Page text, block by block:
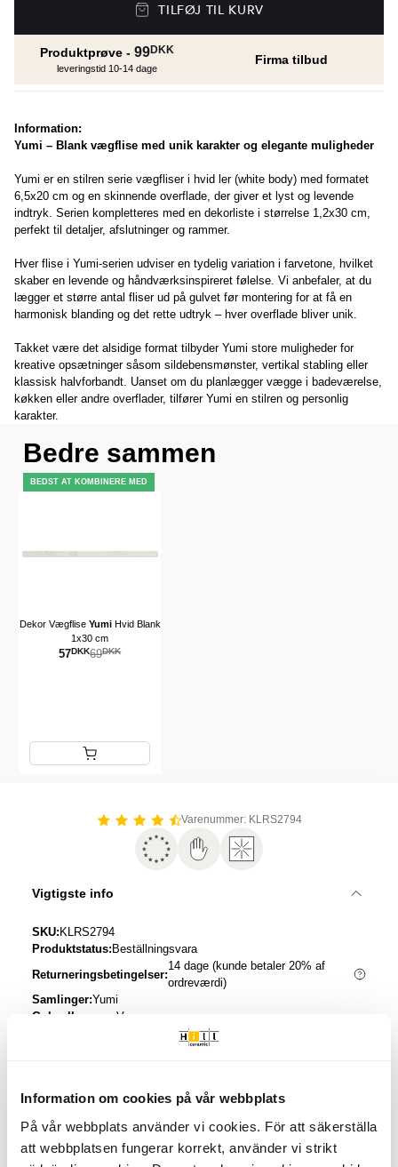
Information om cookies på vår webbplats
På vår webbplats använder vi cookies. För att säkerställa
att webbplatsen fungerar korrekt, använder vi strikt
Se farver og beregn den rette mængde
Beregn og køb
fr. 38DKK
TILFØJ TIL KURV
Produktprøve - 99DKK
leveringstid 10-14 dage
Firma tilbud
Information:
Yumi – Blank vægflise med unik karakter og elegante muligheder
Yumi er en stilren serie vægfliser i hvid ler (white body) med formatet
6,5x20 cm og en skinnende overflade, der giver et lyst og levende
indtryk. Serien kompletteres med en dekorliste i størrelse 1,2x30 cm,
perfekt til detaljer, afslutninger og rammer.
Hver flise i Yumi-serien udviser en tydelig variation i farvetone, hvilket
skaber en levende og håndværksinspireret følelse. Vi anbefaler, at du
lægger et større antal fliser ud på gulvet før montering for at få en
harmonisk blanding og det rette udtryk – hver overflade bliver unik.
Takket være det alsidige format tilbyder Yumi store muligheder for
kreative opsætninger såsom sildebensmønster, vertikal stabling eller
klassisk halvforbandt. Uanset om du planlægger vægge i badeværelse,
køkken eller andre overflader, tilfører Yumi en stilren og personlig
karakter.
Bedre sammen
BEDST AT KOMBINERE MED
Dekor Vægflise YumiHvid Blank
1x30 cm
57DKK69DKK
Varenummer: KLRS2794
Vigtigste info
SKU: KLRS2794
Produktstatus: Beställningsvara
Returneringsbetingelser:
14 dage (kunde betaler 20% af
ordreværdi)
Samlinger:Yumi
Gulv eller væg: Væg
m² pr. pakke:0.78
Mål: